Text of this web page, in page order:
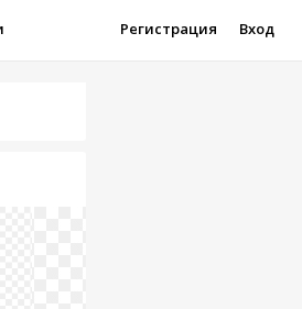
Регистрация Вход